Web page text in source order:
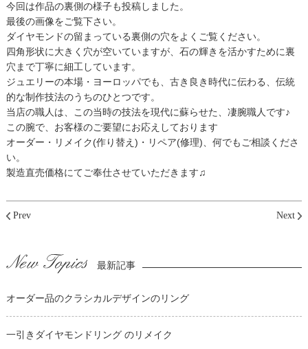
今回は作品の裏側の様子も投稿しました。
最後の画像をご覧下さい。
ダイヤモンドの留まっている裏側の穴をよくご覧ください。
四角形状に大きく穴が空いていますが、石の輝きを活かすために裏
穴まで丁寧に細工しています。
ジュエリーの本場・ヨーロッパでも、古き良き時代に伝わる、伝統
的な制作技法のうちのひとつです。
当店の職人は、この当時の技法を現代に蘇らせた、凄腕職人です♪
この腕で、お客様のご要望にお応えしております
オーダー・リメイク(作り替え)・リペア(修理)、何でもご相談くださ
い。
製造直売価格にてご奉仕させていただきます♫
Prev Next
最新記事
オーダー品のクラシカルデザインのリング
一引きダイヤモンドリング のリメイク